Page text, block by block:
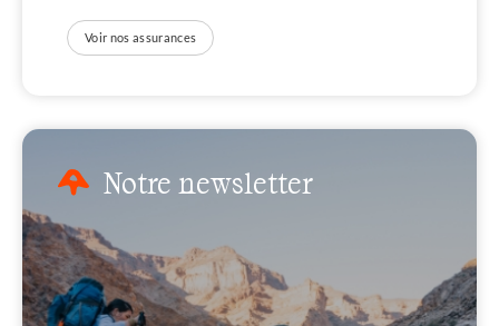
Voir nos assurances
Notre newsletter